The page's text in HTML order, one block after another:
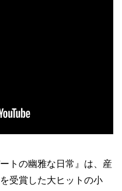
トの幽雅な日常』は、産
受賞した大ヒットの小